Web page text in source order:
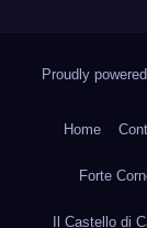
Proudly
Home
Forte
Il Castello di